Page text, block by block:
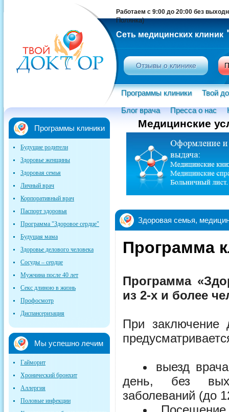
Работаем с 9:00 до 20:00 без
Полянка)
Сеть медицинских клиник
Отзывы о клинике
Программы клиники
Твой
Блог врача
Пресса о нас
Медицинские
Здоровая семья,
Программа
Программа
из 2-х и более
При заключение
выезд
день, без
заболеваний (до
Программы клиники
Будущие родители
Здоровье женщины
Здоровая семья
Личный врач
Корпоративный врач
Паспорт здоровья
Программа "Здоровое сердце"
Будущая мама
Здоровье делового человека
Сосуды – сердце
Мужчина после 40 лет
Секс длиною в жизнь
Профосмотр
Диспансеризация
Мы успешно лечим
Гайморит
Хронический бронхит
Аллергия
Половые инфекции